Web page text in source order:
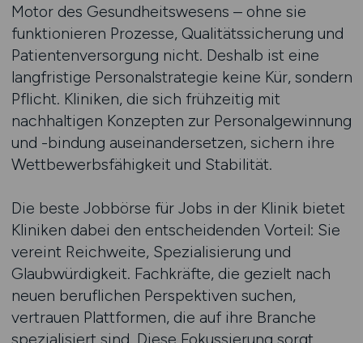
Motor des Gesundheitswesens – ohne sie
funktionieren Prozesse, Qualitätssicherung und
Patientenversorgung nicht. Deshalb ist eine
langfristige Personalstrategie keine Kür, sondern
Pflicht. Kliniken, die sich frühzeitig mit
nachhaltigen Konzepten zur Personalgewinnung
und -bindung auseinandersetzen, sichern ihre
Wettbewerbsfähigkeit und Stabilität.
Die beste Jobbörse für Jobs in der Klinik bietet
Kliniken dabei den entscheidenden Vorteil: Sie
vereint Reichweite, Spezialisierung und
Glaubwürdigkeit. Fachkräfte, die gezielt nach
neuen beruflichen Perspektiven suchen,
vertrauen Plattformen, die auf ihre Branche
spezialisiert sind. Diese Fokussierung sorgt